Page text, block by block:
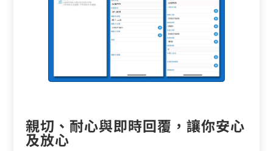
親切、耐心與即時回覆，讓你安心
及放心